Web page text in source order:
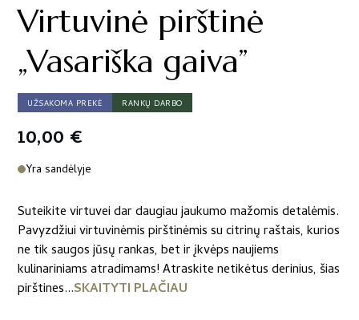
Virtuvinė pirštinė
„Vasariška gaiva”
UŽSAKOMA PREKĖ RANKŲ DARBO
10,00 €
Yra sandėlyje
Suteikite virtuvei dar daugiau jaukumo mažomis detalėmis.
Pavyzdžiui virtuvinėmis pirštinėmis su citrinų raštais, kurios
ne tik saugos jūsų rankas, bet ir įkvėps naujiems
kulinariniams atradimams! Atraskite netikėtus derinius, šias
pirštines...SKAITYTI PLAČIAU